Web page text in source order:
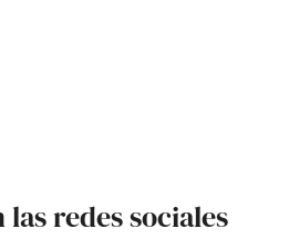
las redes sociales